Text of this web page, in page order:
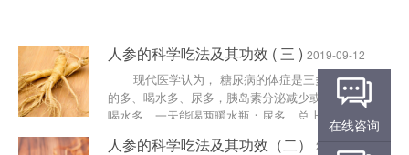
人参的科学吃法及其功效 ( 三 ) 2019-09-12
现代医学认为， 糖尿病的体症是三多一少， 吃
的多、喝水多、尿多，胰岛素分泌减少或不分泌。
喝水多，一天能喝两暖水瓶；尿多，总上厕所；吃的
人参的科学吃法及其功效（二） 2019-09-12
在线咨询